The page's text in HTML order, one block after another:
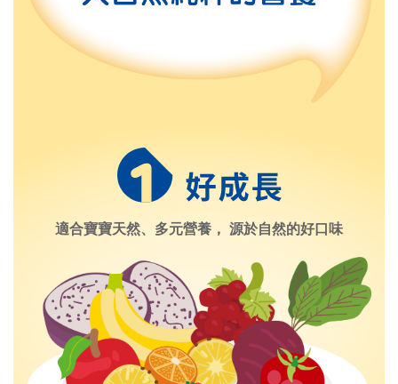
適合寶寶天然、多元營養， 源於自然的好口味